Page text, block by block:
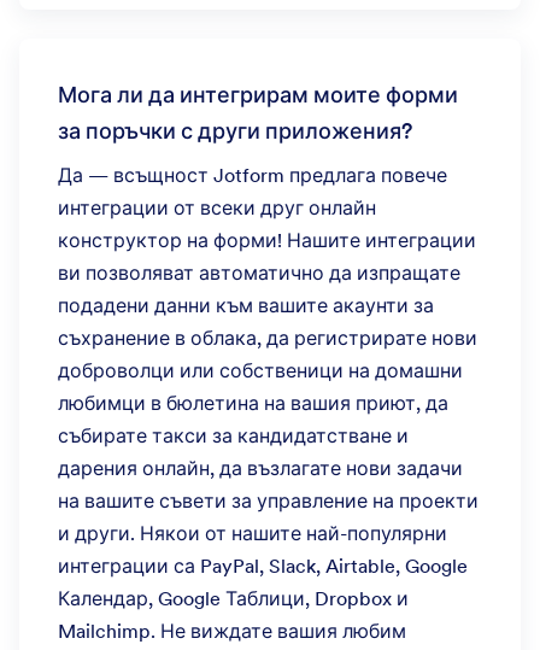
Мога ли да интегрирам моите форми
за поръчки с други приложения?
Да — всъщност Jotform предлага повече
интеграции от всеки друг онлайн
конструктор на форми! Нашите интеграции
ви позволяват автоматично да изпращате
подадени данни към вашите акаунти за
съхранение в облака, да регистрирате нови
доброволци или собственици на домашни
любимци в бюлетина на вашия приют, да
събирате такси за кандидатстване и
дарения онлайн, да възлагате нови задачи
на вашите съвети за управление на проекти
и други. Някои от нашите най-популярни
интеграции са PayPal, Slack, Airtable, Google
Календар, Google Таблици, Dropbox и
Mailchimp. Не виждате вашия любим